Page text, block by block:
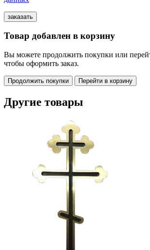
Товар добавлен в корзину
Вы можете продолжить покупки или
чтобы оформить заказ.
Продолжить покупки Перейти в корзину
Другие товары